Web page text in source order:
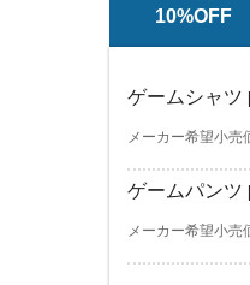
10%OFF
ゲームシャツ
メーカー希望小売
ゲームパンツ
メーカー希望小売